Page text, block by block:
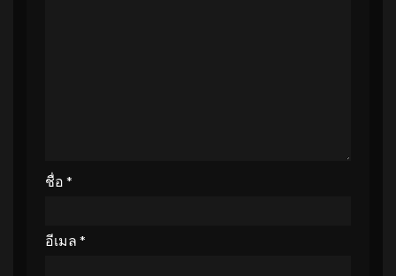
ชื่อ *
อีเมล *